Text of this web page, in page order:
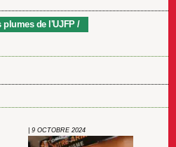
plumes de l'UJFP
| 9 OCTOBRE 2024